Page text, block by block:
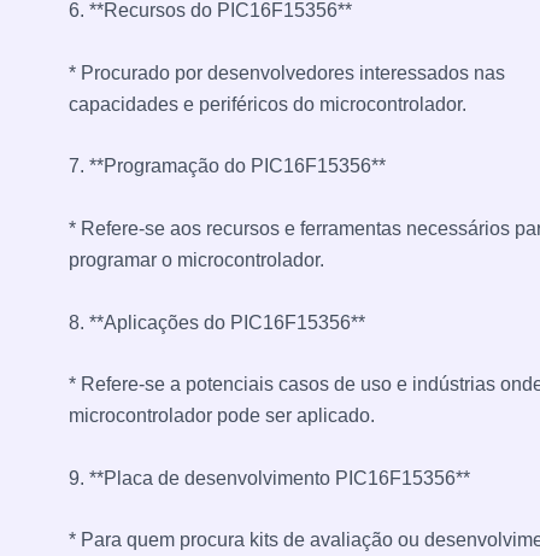
6. **Recursos do PIC16F15356**
* Procurado por desenvolvedores interessados ​​nas
capacidades e periféricos do microcontrolador.
7. **Programação do PIC16F15356**
* Refere-se aos recursos e ferramentas necessários
programar o microcontrolador.
8. **Aplicações do PIC16F15356**
* Refere-se a potenciais casos de uso e indústrias
microcontrolador pode ser aplicado.
9. **Placa de desenvolvimento PIC16F15356**
* Para quem procura kits de avaliação ou